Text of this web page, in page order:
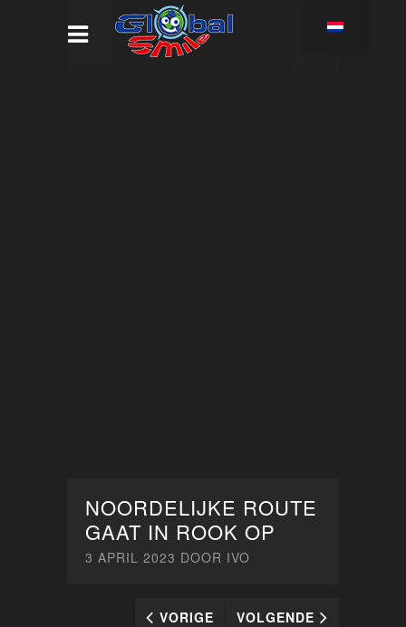
VORIGE VOLGENDE
NOORDELIJKE ROUTE
GAAT IN ROOK OP
3 APRIL 2023 DOOR IVO